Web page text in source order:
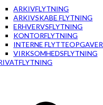
ARKIVFLYTNING
ARKIVSKABE FLYTNING
ERHVERVSFLYTNING
KONTORFLYTNING
INTERNE FLYTTEOPGAVER
VIRKSOMHEDSFLYTNING